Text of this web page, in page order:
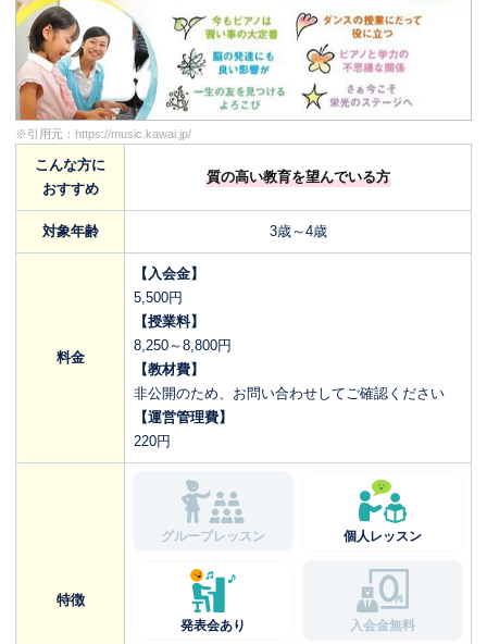
※引用元： https://music.kawai.jp/
こんな方に
おすすめ
質の高い教育を望んでいる方
対象年齢 3歳～4歳
料金
【入会金】
5,500円
【授業料】
8,250～8,800円
【教材費】
非公開のため、お問い合わせしてご確認ください
【運営管理費】
220円
特徴
グループレッスン 個人レッスン
発表会あり 入会金無料